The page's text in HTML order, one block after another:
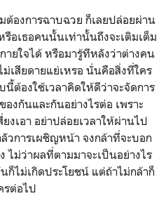
ต้องการฉาบฉวย ก็เลยปล่อยผ่าน
อเธอคนนั้นเท่านั้นถึงจะเติมเต็ม
ายใจได้ หรือมารู้ทีหลังว่าต่างคน
เสียดายแย่เหรอ นั่นคือสิ่งที่ใคร
ต้องใช้เวลาคิดให้ดีว่าจะจัดการ
งกันและกันอย่างไรต่อ เพราะ
งเอา อย่าปล่อยเวลาให้ผ่านไป
วการเผชิญหน้า จงกล้าที่จะบอก
ไม่ว่าผลที่ตามมาจะเป็นอย่างไร
ก็ไม่เกิดประโยชน์ แต่ถ้าไม่กล้าก็
รต่อไป